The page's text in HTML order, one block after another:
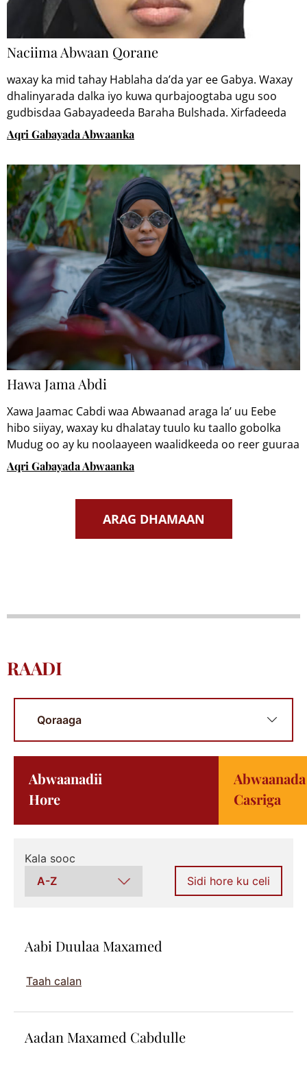
Naciima Abwaan Qorane
waxay ka mid tahay Hablaha da’da yar ee Gabya. Waxay
dhalinyarada dalka iyo kuwa qurbajoogtaba ugu soo
gudbisdaa Gabayadeeda Baraha Bulshada. Xirfadeeda
curinta Gabayada waxay u adeegsataa inay isku xirto
Abwaaannada hada soo kacaya iyo kuwa waaweyn.
Waxay ku dhalatay Magaalada Hargeysa balse hadda
waxay ku nooshahay caasimadda Muqdisho.
Aqri Gabayada Abwaanka
Hawa Jama Abdi
Xawa Jaamac Cabdi waa Abwaanad araga la’ uu Eebe
hibo siiyay, waxay ku dhalatay tuulo ku taallo gobolka
Mudug oo ay ku noolaayeen waalidkeeda oo reer guuraa
ahaa. Sida caruurta baadiya lagu yaqaanno, Xawo iyo
walaalkeed waxay raaci jireen ariga reerka.
Aqri Gabayada Abwaanka
ARAG DHAMAAN
RAADI
Abwaanadii
Hore
Abwaanada
Casriga
Kala sooc
Sidi hore ku celi
Aabi Duulaa Maxamed
Taah calan
Aadan Maxamed Cabdulle